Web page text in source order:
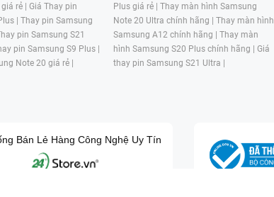
rẻ | Giá Thay pin
| Thay pin Samsung
pin Samsung S21
pin Samsung S9 Plus |
Note 20 giá rẻ |
Plus giá rẻ | Thay màn hình Samsung
Note 20 Ultra chính hãng | Thay màn hình
Samsung A12 chính hãng | Thay màn
hình Samsung S20 Plus chính hãng | Giá
thay pin Samsung S21 Ultra |
Bán Lẻ Hàng Công Nghệ Uy Tín